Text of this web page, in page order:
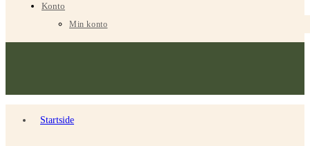
Konto
Min konto
Startside